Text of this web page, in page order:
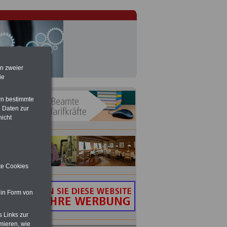
zweier
bestimmte
Daten zur
Cookies
Form von
Links zur
wie